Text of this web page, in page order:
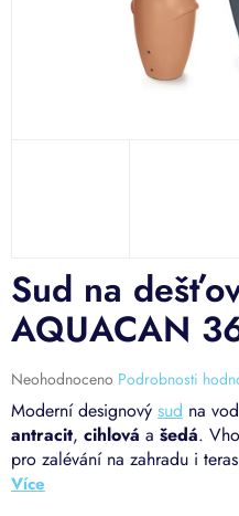
Moderní designový sud na
antracit, cihlová a šedá.
pro zalévání na zahradu i
Sud na
AQUACAN
Průměrné
hodnocení
produktu
je
0,0
z
Neohodnoceno Podrobnosti